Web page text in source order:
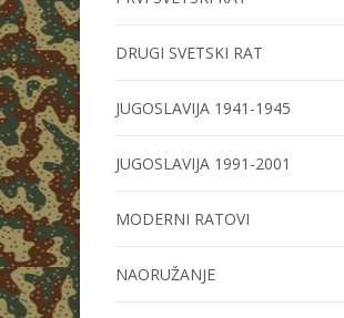
DRUGI SVETSKI RAT
JUGOSLAVIJA 1941-1945
JUGOSLAVIJA 1991-2001
MODERNI RATOVI
NAORUŽANJE